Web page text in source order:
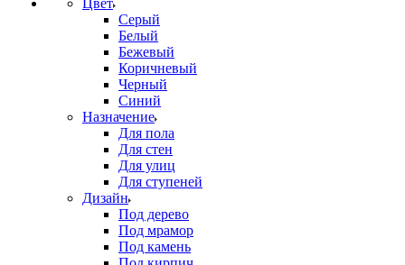
Цвет
Серый
Белый
Бежевый
Коричневый
Черный
Синий
Назначение
Для пола
Для стен
Для улиц
Для ступеней
Дизайн
Под дерево
Под мрамор
Под камень